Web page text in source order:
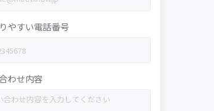
やすい電話番号
わせ内容